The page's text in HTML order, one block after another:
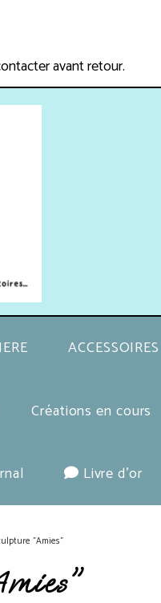
avant retour.
Créations en cours
Livre d'or
"Amies"